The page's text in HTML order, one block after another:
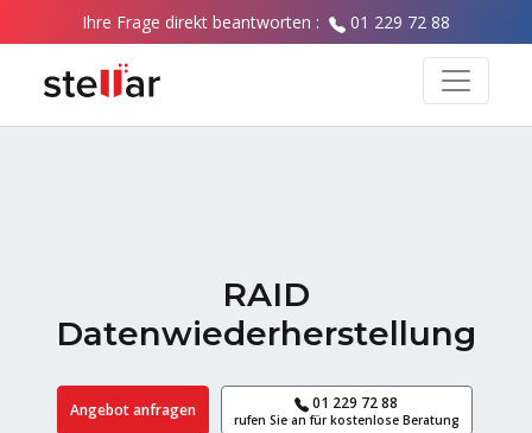
Ihre Frage direkt beantworten : 01 229 72 88
RAID
Datenwiederherstellung
Angebot anfragen 01 229 72 88
rufen Sie an für kostenlose Beratung